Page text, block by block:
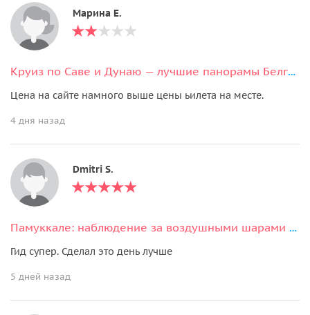
Марина Е.
Круиз по Саве и Дунаю — лучшие панорамы Белграда с воды
Цена на сайте намного выше цены ьилета на месте.
4 дня назад
Dmitri S.
Памуккале: наблюдение за воздушными шарами с обедом
Гид супер. Сделал это день лучше
5 дней назад